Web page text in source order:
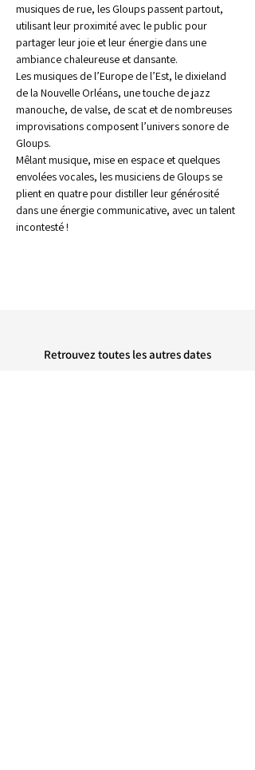
musiques de rue, les Gloups passent partout,
utilisant leur proximité avec le public pour
partager leur joie et leur énergie dans une
ambiance chaleureuse et dansante.
Les musiques de l’Europe de l’Est, le dixieland
de la Nouvelle Orléans, une touche de jazz
manouche, de valse, de scat et de nombreuses
improvisations composent l’univers sonore de
Gloups.
Mêlant musique, mise en espace et quelques
envolées vocales, les musiciens de Gloups se
plient en quatre pour distiller leur générosité
dans une énergie communicative, avec un talent
incontesté !
Retrouvez toutes les autres dates